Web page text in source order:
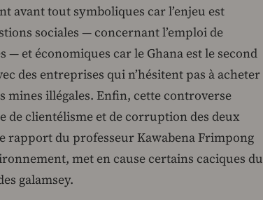
avant tout symboliques car l’enjeu est
sociales — concernant l’emploi de
— et économiques car le Ghana est le second
des entreprises qui n’hésitent pas à acheter
mines illégales. Enfin, cette controverse
de clientélisme et de corruption des deux
rapport du professeur Kawabena Frimpong
met en cause certains caciques du
galamsey.